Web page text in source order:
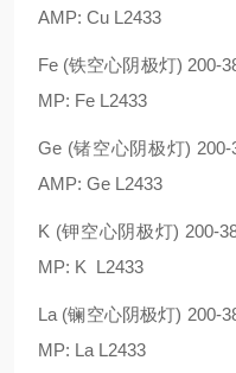
AMP: Cu L2433
Fe (铁空心阴极灯) 200-
MP: Fe L2433
Ge (锗空心阴极灯) 200-
AMP: Ge L2433
K (钾空心阴极灯) 200-
MP: K L2433
La (镧空心阴极灯) 200-
MP: La L2433